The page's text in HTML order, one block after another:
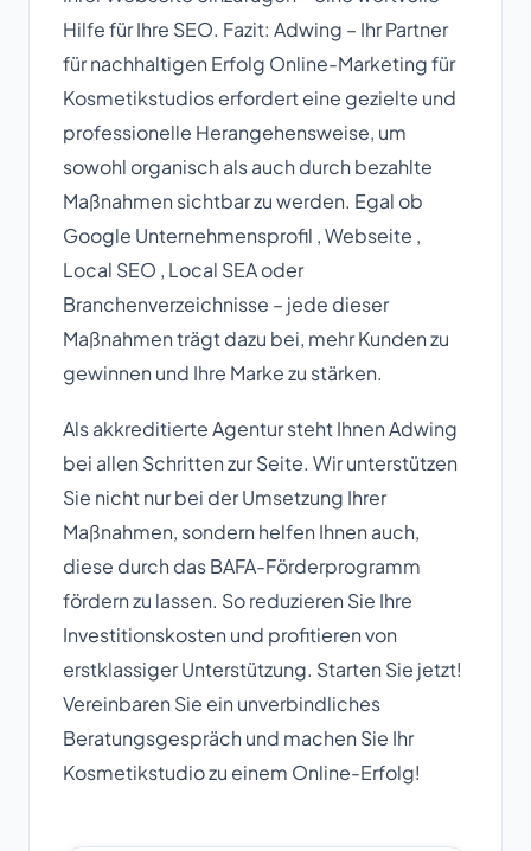
Hilfe für Ihre SEO. Fazit: Adwing – Ihr Partner
für nachhaltigen Erfolg Online-Marketing für
Kosmetikstudios erfordert eine gezielte und
professionelle Herangehensweise, um
sowohl organisch als auch durch bezahlte
Maßnahmen sichtbar zu werden. Egal ob
Google Unternehmensprofil , Webseite ,
Local SEO , Local SEA oder
Branchenverzeichnisse – jede dieser
Maßnahmen trägt dazu bei, mehr Kunden zu
gewinnen und Ihre Marke zu stärken.
Als akkreditierte Agentur steht Ihnen Adwing
bei allen Schritten zur Seite. Wir unterstützen
Sie nicht nur bei der Umsetzung Ihrer
Maßnahmen, sondern helfen Ihnen auch,
diese durch das BAFA-Förderprogramm
fördern zu lassen. So reduzieren Sie Ihre
Investitionskosten und profitieren von
erstklassiger Unterstützung. Starten Sie jetzt!
Vereinbaren Sie ein unverbindliches
Beratungsgespräch und machen Sie Ihr
Kosmetikstudio zu einem Online-Erfolg!